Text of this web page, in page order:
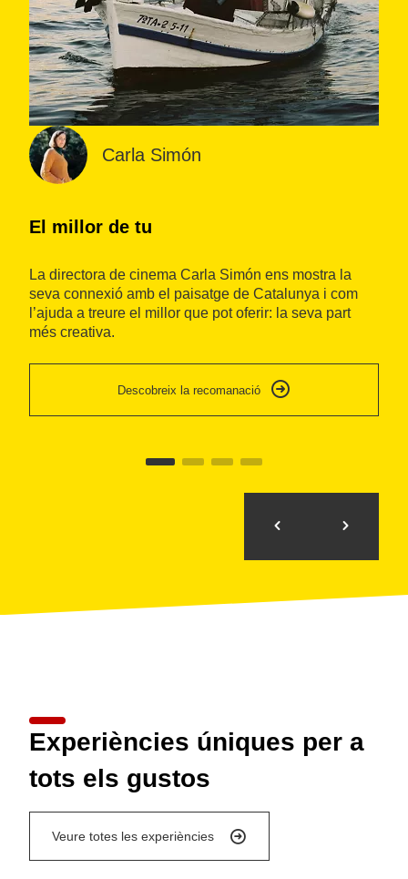
Carla Simón
El millor de tu
La directora de cinema Carla Simón ens mostra la
seva connexió amb el paisatge de Catalunya i com
l’ajuda a treure el millor que pot oferir: la seva part
més creativa.
Descobreix la recomanació
Experiències úniques per a
tots els gustos
Veure totes les experiències